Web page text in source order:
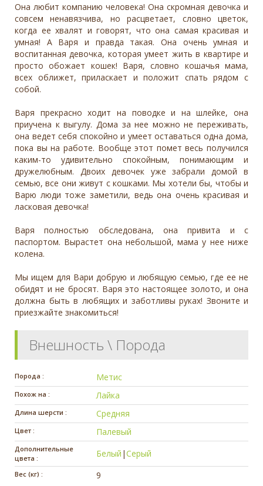
Она любит компанию человека! Она скромная девочка и
совсем ненавязчива, но расцветает, словно цветок,
когда ее хвалят и говорят, что она самая красивая и
умная! А Варя и правда такая. Она очень умная и
воспитанная девочка, которая умеет жить в квартире и
просто обожает кошек! Варя, словно кошачья мама,
всех оближет, приласкает и положит спать рядом с
собой.
Варя прекрасно ходит на поводке и на шлейке, она
приучена к выгулу. Дома за нее можно не переживать,
она ведет себя спокойно и умеет оставаться одна дома,
пока вы на работе. Вообще этот помет весь получился
каким-то удивительно спокойным, понимающим и
дружелюбным. Двоих девочек уже забрали домой в
семью, все они живут с кошками. Мы хотели бы, чтобы и
Варю люди тоже заметили, ведь она очень красивая и
ласковая девочка!
Варя полностью обследована, она привита и с
паспортом. Вырастет она небольшой, мама у нее ниже
колена.
Мы ищем для Вари добрую и любящую семью, где ее не
обидят и не бросят. Варя это настоящее золото, и она
должна быть в любящих и заботливы руках! Звоните и
приезжайте знакомиться!
Внешность \ Порода
Порода : Метис
Похож на : Лайка
Длина шерсти : Средняя
Цвет : Палевый
Дополнительные
цвета :
Белый |Серый
Вес (кг) : 9